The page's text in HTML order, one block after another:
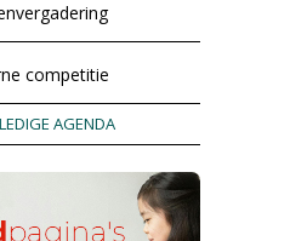
competitie
AGENDA